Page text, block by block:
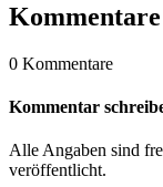
Kommentare
0 Kommentare
Kommentar
Alle Angaben sind
veröffentlicht.